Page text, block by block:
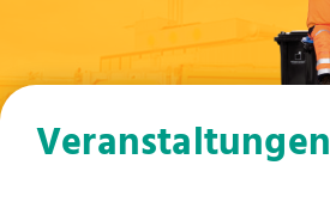
Veranstaltungen